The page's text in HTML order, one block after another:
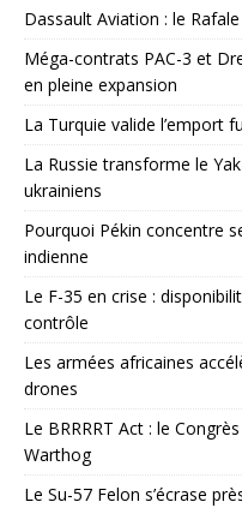
Dassault Aviation : le
Méga-contrats PAC-3 et
en pleine expansion
La Turquie valide l’emport
La Russie transforme le
ukrainiens
Pourquoi Pékin concentre
indienne
Le F-35 en crise :
contrôle
Les armées africaines
drones
Le BRRRRT Act : le
Warthog
Le Su-57 Felon s’écrase